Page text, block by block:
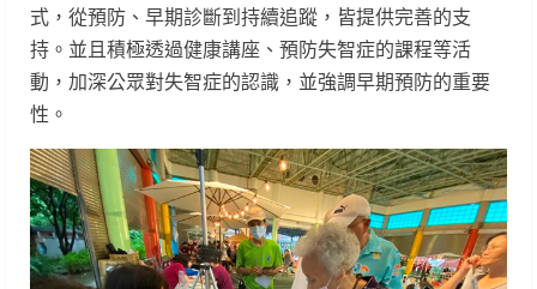
式，從預防、早期診斷到持續追蹤，皆提供完善的支
持。並且積極透過健康講座、預防失智症的課程等活
動，加深公眾對失智症的認識，並強調早期預防的重要
性。